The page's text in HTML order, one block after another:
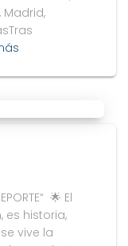
🌟 El
historia,
vive la